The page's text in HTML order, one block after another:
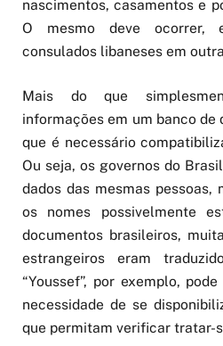
nascimentos, casamentos e
O mesmo deve ocorrer,
consulados libaneses em
Mais do que
informações em um banco de
que é necessário
Ou seja, os governos do
dados das mesmas
os nomes possivelmente
documentos brasileiros,
estrangeiros eram
“Youssef”, por exemplo,
necessidade de se
que permitam verificar tratar-